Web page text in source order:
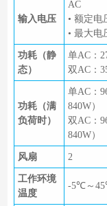
输入电压
AC
• 额定电
• 最大电
功耗（静
态）
单AC：
双AC：
功耗（满
负荷时）
单AC：
840W）
双AC：
840W）
风扇 2
工作环境
温度
-5℃～